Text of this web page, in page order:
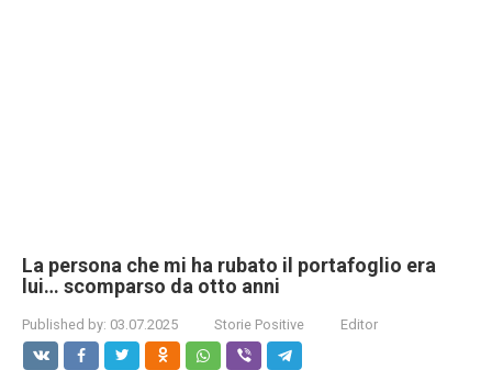
La persona che mi ha rubato il portafoglio era
lui… scomparso da otto anni
Published by: 03.07.2025 Storie Positive Editor